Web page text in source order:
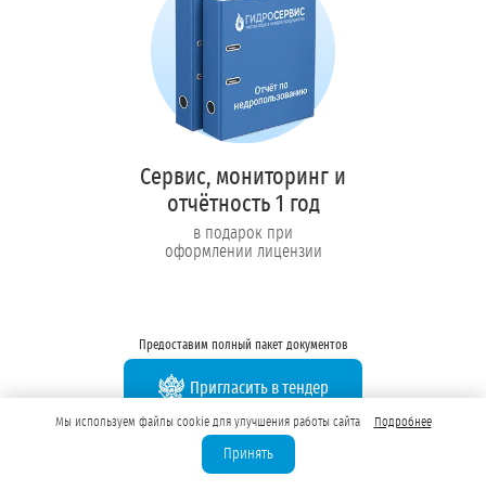
Сервис, мониторинг и
отчётность 1 год
в подарок при
оформлении лицензии
Предоставим полный пакет документов
Пригласить в тендер
Колл-центр на связи с 9:00 до 19:00
Перезвоните нам
Мы используем файлы cookie для улучшения работы сайта Подробнее
Принять